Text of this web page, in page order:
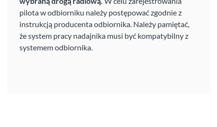
pilota w odbiorniku należy postępować zgodnie z
instrukcją producenta odbiornika. Należy pamiętać,
że system pracy nadajnika musi być kompatybilny z
systemem odbiornika.